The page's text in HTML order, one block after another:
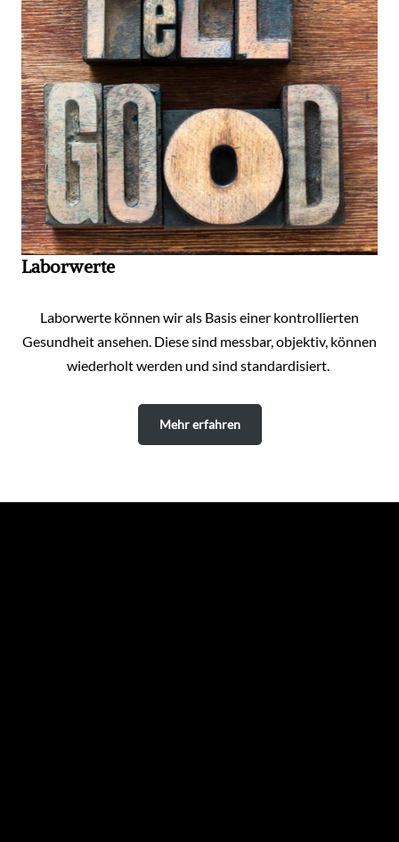
Laborwerte
Laborwerte können wir als Basis einer kontrollierten
Gesundheit ansehen. Diese sind messbar, objektiv, können
wiederholt werden und sind standardisiert.
Mehr erfahren